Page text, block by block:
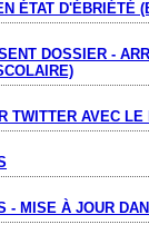
ÉTAT D'ÉBRIÉTÉ
DOSSIER -
TWITTER AVEC LE
- MISE À JOUR